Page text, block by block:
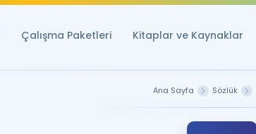
Çalışma Paketleri Kitaplar ve Kaynaklar
Ana Sayfa Sözlük